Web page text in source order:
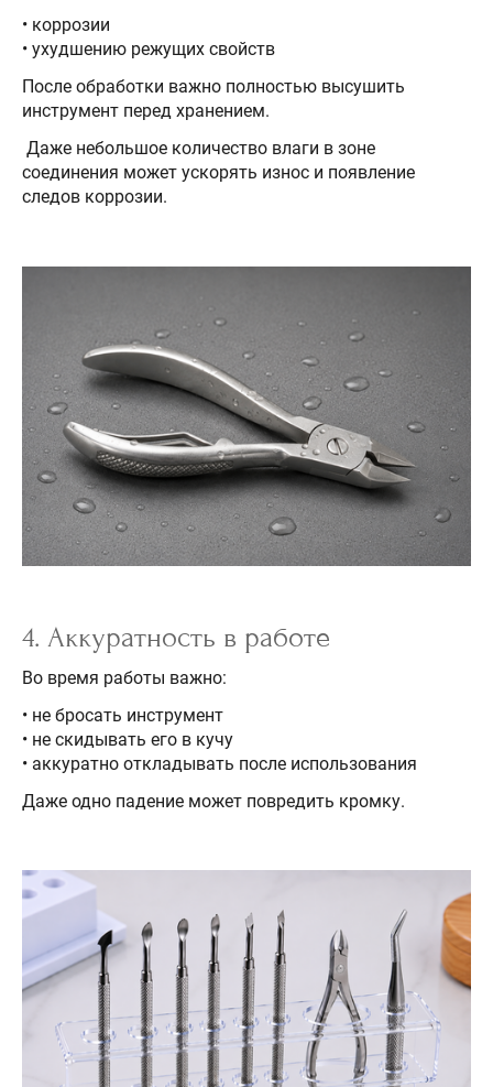
• коррозии
• ухудшению режущих свойств
После обработки важно полностью высушить
инструмент перед хранением.
Даже небольшое количество влаги в зоне
соединения может ускорять износ и появление
следов коррозии.
4. Аккуратность в работе
Во время работы важно:
• не бросать инструмент
• не скидывать его в кучу
• аккуратно откладывать после использования
Даже одно падение может повредить кромку.